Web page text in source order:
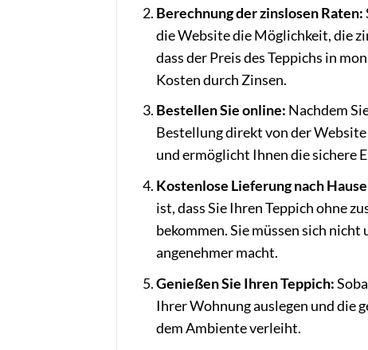
Berechnung der zinslosen Raten:
die Website die Möglichkeit, die
dass der Preis des Teppichs in
Kosten durch Zinsen.
Bestellen Sie online: Nachdem
Bestellung direkt von der
und ermöglicht Ihnen die sichere
Kostenlose Lieferung nach
ist, dass Sie Ihren Teppich ohne
bekommen. Sie müssen sich nicht
angenehmer macht.
Genießen Sie Ihren Teppich:
Ihrer Wohnung auslegen und die
dem Ambiente verleiht.